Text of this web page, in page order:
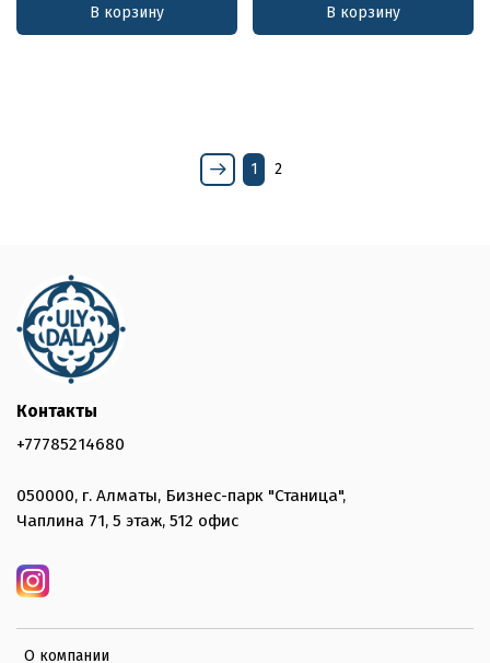
В корзину В корзину
1 2
О компании
Контакты
+77785214680
050000, г. Алматы, Бизнес-парк "Станица",
Чаплина 71, 5 этаж, 512 офис